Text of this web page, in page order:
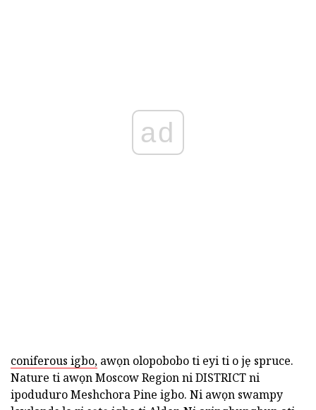
ad
coniferous igbo, awọn olopobobo ti eyi ti o jẹ spruce.
Nature ti awọn Moscow Region ni DISTRICT ni
ipoduduro Meshchora Pine igbo. Ni awọn swampy